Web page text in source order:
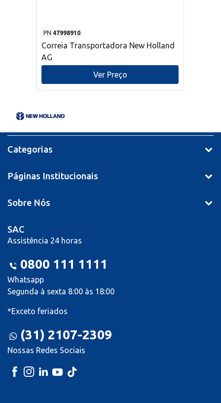
PN 47998910
Correia Transportadora New Holland
AG
Ver Preço
Categorias
Páginas Institucionais
Sobre Nós
SAC
Assistência 24 horas
0800 111 1111
Whatsapp
Segunda à sexta 8:00 às 18:00
*Exceto feriados
(31) 2107-2309
Nossas Redes Sociais